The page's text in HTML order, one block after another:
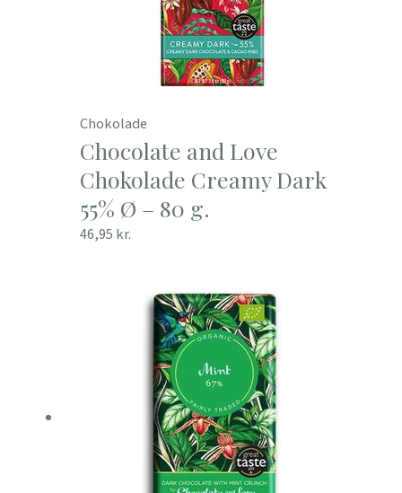
Chokolade
Chocolate and Love
Chokolade Creamy Dark
55% Ø – 80 g.
46,95 kr.